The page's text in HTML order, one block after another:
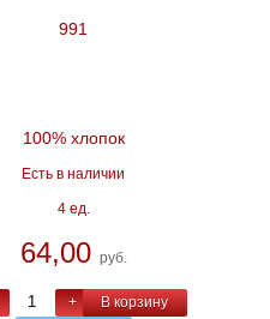
991
100% хлопок
Есть в наличии
4 ед.
64,00 руб.
+
В корзину